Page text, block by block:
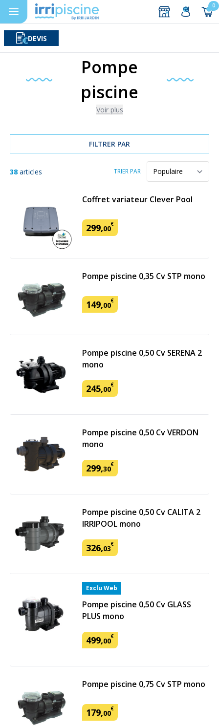
0
DEVIS
Pompe
piscine
Voir plus
FILTRER PAR
TRIER PAR
38 articles
Coffret variateur Clever Pool
299,00€
Pompe piscine 0,35 Cv STP mono
149,00€
Pompe piscine 0,50 Cv SERENA 2
mono
245,00€
Pompe piscine 0,50 Cv VERDON
mono
299,30€
Pompe piscine 0,50 Cv CALITA 2
IRRIPOOL mono
326,03€
Exclu Web
Pompe piscine 0,50 Cv GLASS
PLUS mono
499,00€
Pompe piscine 0,75 Cv STP mono
179,00€